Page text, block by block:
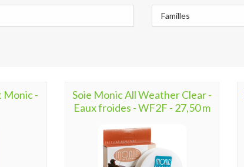
Familles
Monic -
Soie Monic All Weather Clear -
Eaux froides - WF2F - 27,50 m